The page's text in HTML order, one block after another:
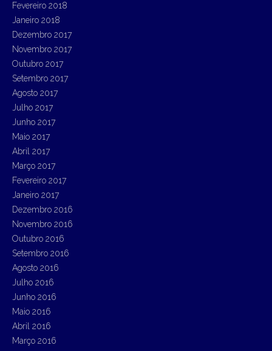
Fevereiro 2018
Janeiro 2018
Dezembro 2017
Novembro 2017
Outubro 2017
Setembro 2017
Agosto 2017
Julho 2017
Junho 2017
Maio 2017
Abril 2017
Março 2017
Fevereiro 2017
Janeiro 2017
Dezembro 2016
Novembro 2016
Outubro 2016
Setembro 2016
Agosto 2016
Julho 2016
Junho 2016
Maio 2016
Abril 2016
Março 2016